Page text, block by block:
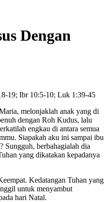
Dengan
19; Ibr 10:5-10; Luk 1:39-45
melonjaklah anak yang di
dengan Roh Kudus, lalu
engkau di antara semua
Siapakah aku ini sampai ibu
Sungguh, berbahagialah dia
yang dikatakan kepadanya
Kedatangan Tuhan yang
untuk menyambut
hari Natal.